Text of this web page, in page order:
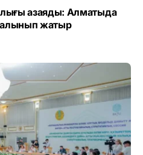
азаяды: Алматыда
жатыр